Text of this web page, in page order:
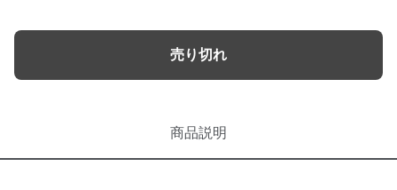
売り切れ
商品説明